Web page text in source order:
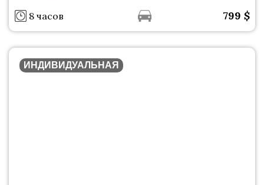
8 часов 799 $
ИНДИВИДУАЛЬНАЯ